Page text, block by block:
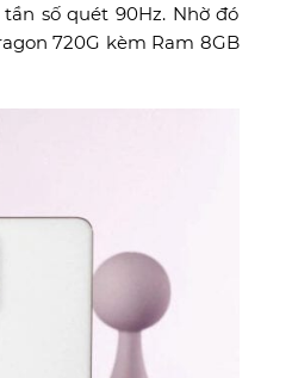
số quét 90Hz. Nhờ đó
720G kèm Ram 8GB